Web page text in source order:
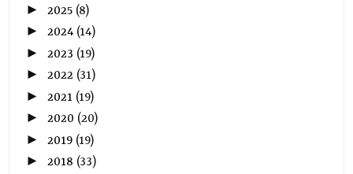
► 2025 (8)
►2024 (14)
► 2023 (19)
►2022 (31)
► 2021 (19)
►2020 (20)
► 2019 (19)
►2018 (33)